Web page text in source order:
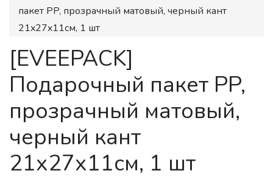
пакет PP, прозрачный матовый, черный кант
21x27x11см, 1 шт
[EVEEPACK]
Подарочный пакет PP,
прозрачный матовый,
черный кант
21x27x11см, 1 шт